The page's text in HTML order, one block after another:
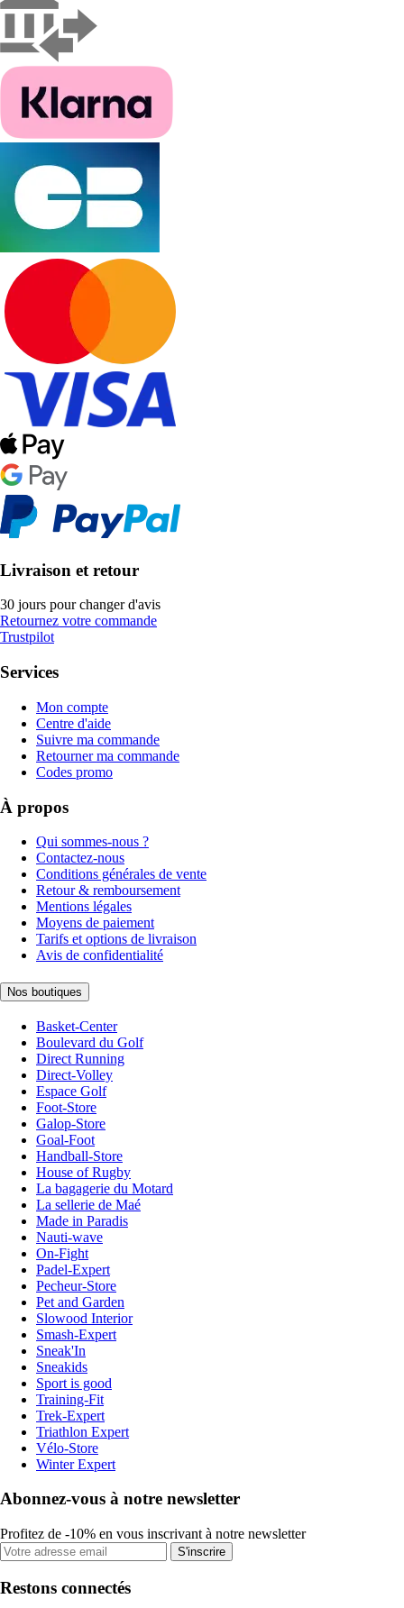
Livraison et retour
30 jours pour changer d'avis
Retournez votre commande
Trustpilot
Services
Mon compte
Centre d'aide
Suivre ma commande
Retourner ma commande
Codes promo
À propos
Qui sommes-nous ?
Contactez-nous
Conditions générales de vente
Retour & remboursement
Mentions légales
Moyens de paiement
Tarifs et options de livraison
Avis de confidentialité
Nos boutiques
Basket-Center
Boulevard du Golf
Direct Running
Direct-Volley
Espace Golf
Foot-Store
Galop-Store
Goal-Foot
Handball-Store
House of Rugby
La bagagerie du Motard
La sellerie de Maé
Made in Paradis
Nauti-wave
On-Fight
Padel-Expert
Pecheur-Store
Pet and Garden
Slowood Interior
Smash-Expert
Sneak'In
Sneakids
Sport is good
Training-Fit
Trek-Expert
Triathlon Expert
Vélo-Store
Winter Expert
Abonnez-vous à notre newsletter
Profitez de -10% en vous inscrivant à notre newsletter
S'inscrire
Restons connectés